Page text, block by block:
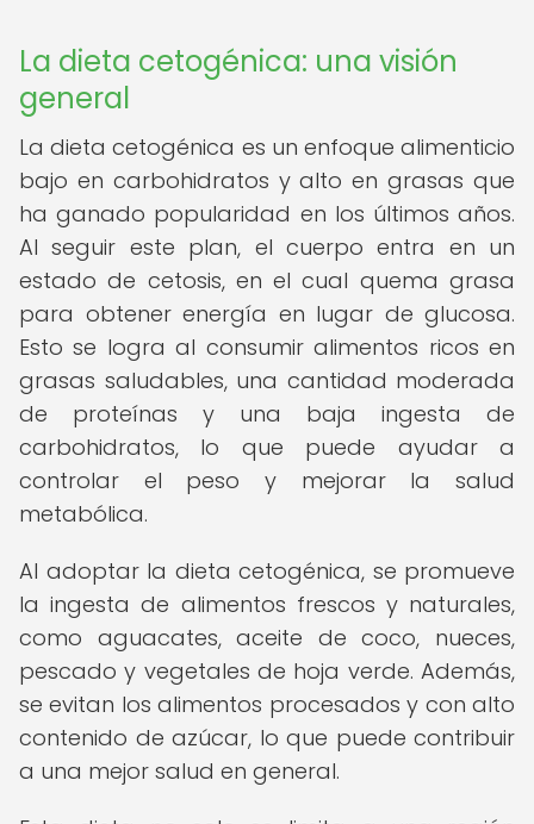
La dieta cetogénica: una visión
general
La dieta cetogénica es un enfoque alimenticio
bajo en carbohidratos y alto en grasas que
ha ganado popularidad en los últimos años.
Al seguir este plan, el cuerpo entra en un
estado de cetosis, en el cual quema grasa
para obtener energía en lugar de glucosa.
Esto se logra al consumir alimentos ricos en
grasas saludables, una cantidad moderada
de proteínas y una baja ingesta de
carbohidratos, lo que puede ayudar a
controlar el peso y mejorar la salud
metabólica.
Al adoptar la dieta cetogénica, se promueve
la ingesta de alimentos frescos y naturales,
como aguacates, aceite de coco, nueces,
pescado y vegetales de hoja verde. Además,
se evitan los alimentos procesados y con alto
contenido de azúcar, lo que puede contribuir
a una mejor salud en general.